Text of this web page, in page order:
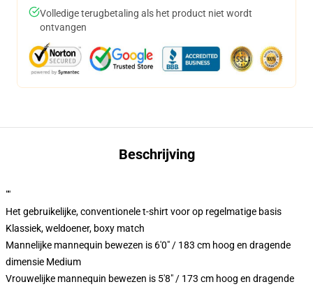
Volledige terugbetaling als het product niet wordt
ontvangen
Beschrijving
""
Het gebruikelijke, conventionele t-shirt voor op regelmatige basis
Klassiek, weldoener, boxy match
Mannelijke mannequin bewezen is 6'0" / 183 cm hoog en dragende
dimensie Medium
Vrouwelijke mannequin bewezen is 5'8" / 173 cm hoog en dragende